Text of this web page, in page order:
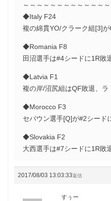
～～～～～～～～～～～～～
◆Italy F24
複の綿貫YO/クラーク組[3]
◆Romania F8
田沼選手は#4シードに1R敗
◆Latvia F1
複の岸/沼尻組はQF敗退、ラ
◆Morocco F3
セバウン選手[Q]が#2シード
◆Slovakia F2
大西選手は#7シードに1R敗
2017/08/03 13:03:33返信
すぅー